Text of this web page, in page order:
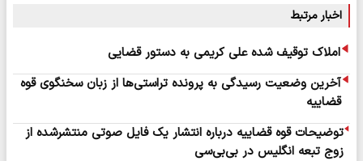
اخبار مرتبط
املاک توقیف شده علی کریمی به دستور قضایی
آخرین وضعیت رسیدگی به پرونده تراستی‌ها از زبان سخنگوی قوه
قضاییه
توضیحات قوه قضاییه درباره انتشار یک فایل صوتی منتشرشده از
زوج تبعه انگلیس در بی‌بی‌سی